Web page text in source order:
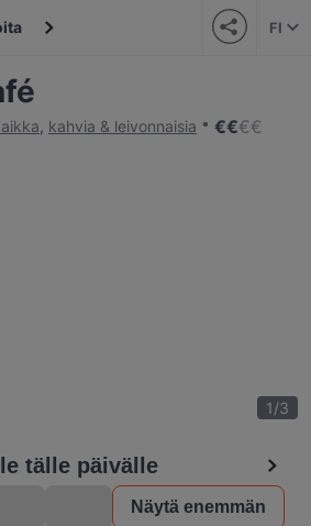
FI
, kahvia & leivonnaisia €€€€
1/3
tälle päivälle
Näytä enemmän